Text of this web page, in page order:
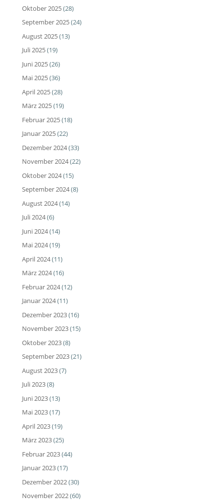
Oktober 2025(28)
September 2025(24)
August 2025(13)
Juli 2025(19)
Juni 2025(26)
Mai 2025(36)
April 2025(28)
März 2025(19)
Februar 2025(18)
Januar 2025(22)
Dezember 2024(33)
November 2024(22)
Oktober 2024(15)
September 2024(8)
August 2024(14)
Juli 2024(6)
Juni 2024(14)
Mai 2024(19)
April 2024(11)
März 2024(16)
Februar 2024(12)
Januar 2024(11)
Dezember 2023(16)
November 2023(15)
Oktober 2023(8)
September 2023(21)
August 2023(7)
Juli 2023(8)
Juni 2023(13)
Mai 2023(17)
April 2023(19)
März 2023(25)
Februar 2023(44)
Januar 2023(17)
Dezember 2022(30)
November 2022(60)